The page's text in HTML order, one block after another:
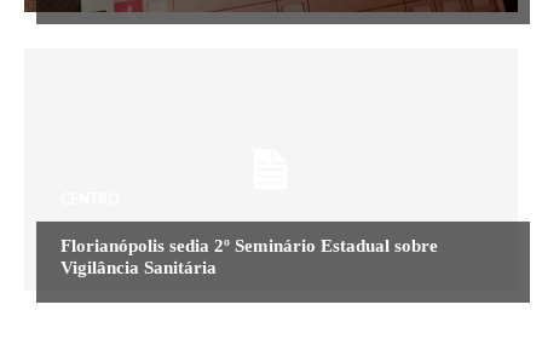
Florianópolis sedia 2º Seminário Estadual sobre
Vigilância Sanitária